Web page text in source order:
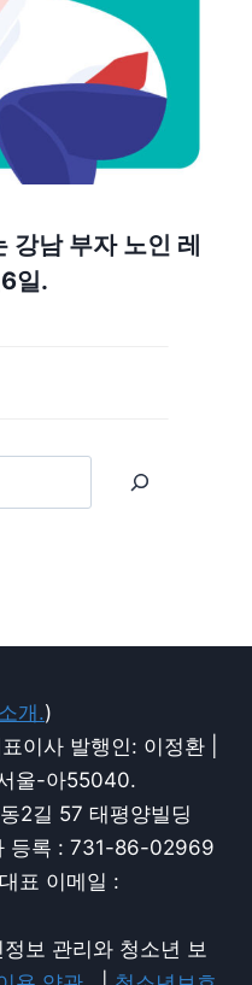
강남 부자 노인 레
일.
개.)
이사 발행인: 이정환 |
울-아55040.
2길 57 태평양빌딩
등록 : 731-86-02969
표 이메일 :
보 관리와 청소년 보